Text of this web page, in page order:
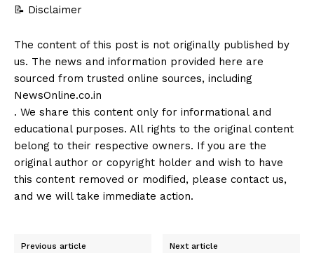
📝 Disclaimer
The content of this post is not originally published by
us. The news and information provided here are
sourced from trusted online sources, including
NewsOnline.co.in
. We share this content only for informational and
educational purposes. All rights to the original content
belong to their respective owners. If you are the
original author or copyright holder and wish to have
this content removed or modified, please contact us,
and we will take immediate action.
Previous article Next article